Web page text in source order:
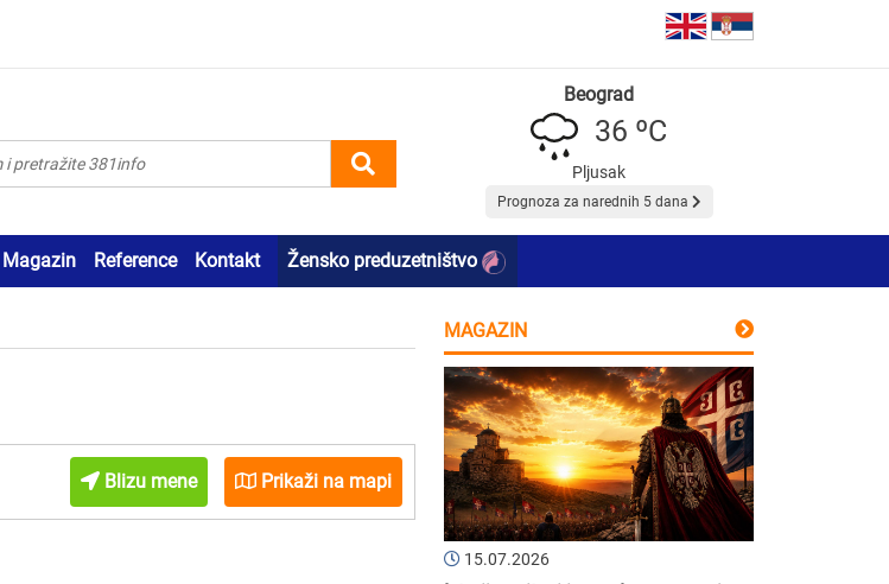
Beograd
36 ºC
Pljusak
Prognoza za narednih 5 dana
Magazin Reference Kontakt Žensko preduzetništvo
Blizu mene Prikaži na mapi
MAGAZIN
15.07.2026